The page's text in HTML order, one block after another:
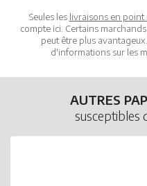
Seules les livraisons en point
compte ici. Certains
peut être plus
d'informations sur les
AUTRES
susceptibles